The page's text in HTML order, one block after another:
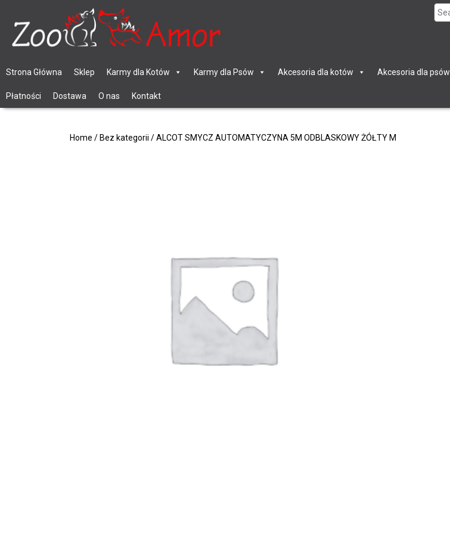
Search
Strona Główna Sklep Karmy dla Kotów Karmy dla Psów Akcesoria dla kotów Akcesoria dla psów
Płatności Dostawa O nas Kontakt
Home / Bez kategorii / ALCOT SMYCZ AUTOMATYCZYNA 5M ODBLASKOWY ŻÓŁTY M